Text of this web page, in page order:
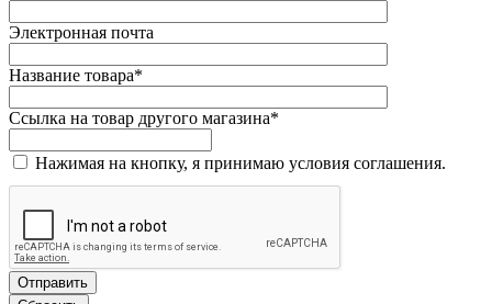
Электронная почта
Название товара*
Ссылка на товар другого магазина*
Нажимая на кнопку, я принимаю условия соглашения.